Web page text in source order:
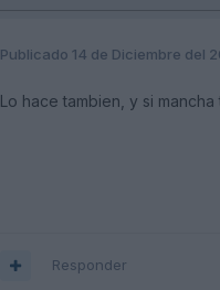
Publicado 14 de Diciembre del
Lo hace tambien, y si
Responder